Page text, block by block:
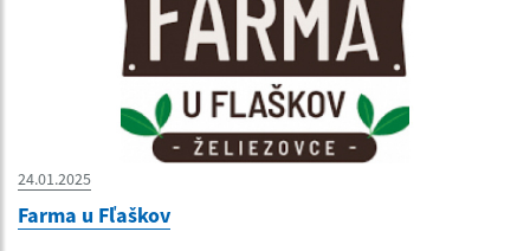
24.01.2025
Farma u Fľaškov